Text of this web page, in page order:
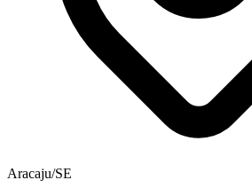
Aracaju/SE